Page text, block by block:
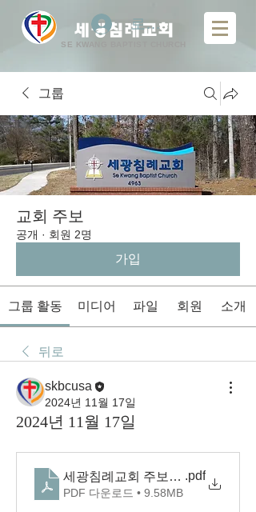
​ 세광침례교회
SE KWANG BAPTIST CHURCH
로그인
그룹
교회 주보
공개 · 회원 2명
가입
그룹 활동 미디어 파일 회원 소개
뒤로
skbcusa
2024년 11월 17일
2024년 11월 17일
세광침례교회 주보(2024.11.17)
.pdf
PDF 다운로드 • 9.58MB